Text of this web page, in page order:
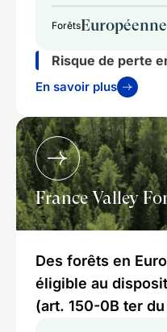
Forêts
Risque de perte
En savoir plus
France Valley
Des forêts en
éligible au
(art. 150-0B ter du